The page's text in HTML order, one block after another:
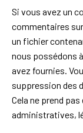
Si vous avez un
commentaires
un fichier
nous possédons
avez fournies.
suppression des
Cela ne prend
administratives,